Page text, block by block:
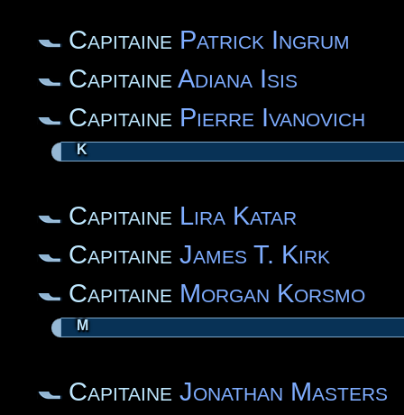
Capitaine Patrick Ingrum
Capitaine Adiana Isis
Capitaine Pierre Ivanovich
K
Capitaine Lira Katar
Capitaine James T. Kirk
Capitaine Morgan Korsmo
M
Capitaine Jonathan Masters